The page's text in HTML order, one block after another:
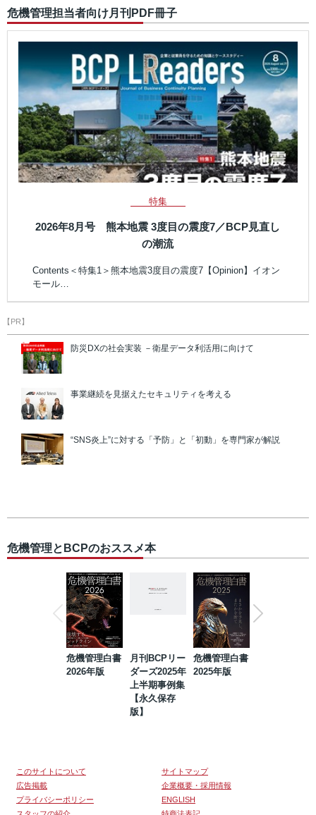
危機管理担当者向け月刊PDF冊子
特集
2026年8月号 熊本地震 3度目の震度7／BCP見直し
の潮流
Contents＜特集1＞熊本地震3度目の震度7【Opinion】イオン
モール…
【PR】
防災DXの社会実装 －衛星データ利活用に向けて
事業継続を見据えたセキュリティを考える
“SNS炎上”に対する「予防」と「初動」を専門家が解説
危機管理とBCPのおススメ本
危機管理白書
2026年版
月刊BCPリー
ダーズ2025年
上半期事例集
【永久保存
版】
危機管理白書
2025年版
このサイトについて
サイトマップ
広告掲載
企業概要・採用情報
プライバシーポリシー
ENGLISH